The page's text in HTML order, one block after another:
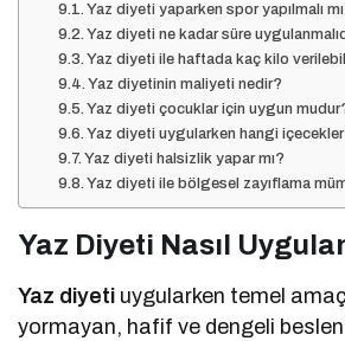
Yaz diyeti yaparken spor yapılmalı
Yaz diyeti ne kadar süre
Yaz diyeti ile haftada kaç kilo
Yaz diyetinin maliyeti nedir?
Yaz diyeti çocuklar için uygun
Yaz diyeti uygularken hangi
Yaz diyeti halsizlik yapar mı?
Yaz diyeti ile bölgesel zayıflama
Yaz Diyeti Nasıl
Yaz diyeti uygularken temel
yormayan, hafif ve dengeli